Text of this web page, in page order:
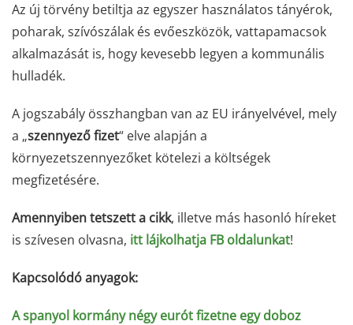
Az új törvény betiltja az egyszer használatos tányérok,
poharak, szívószálak és evőeszközök, vattapamacsok
alkalmazását is, hogy kevesebb legyen a kommunális
hulladék.
A jogszabály összhangban van az EU irányelvével, mely
a „szennyező fizet“ elve alapján a
környezetszennyezőket kötelezi a költségek
megfizetésére.
Amennyiben tetszett a cikk, illetve más hasonló híreket
is szívesen olvasna, itt lájkolhatja FB oldalunkat!
Kapcsolódó anyagok:
A spanyol kormány négy eurót fizetne egy doboz